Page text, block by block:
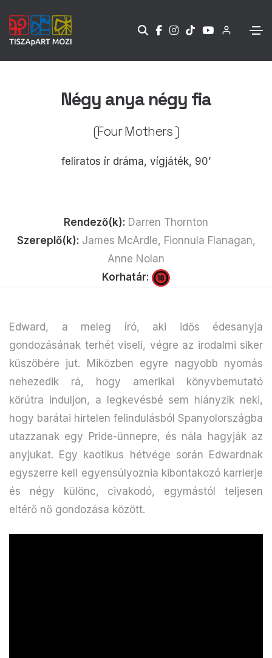
Négy anya négy fia
(Four Mothers )
feliratos ír dráma, vígjáték, 90’
Rendező(k): Darren Thornton
Szereplő(k): James McArdle, Fionnula Flanagan,
Anne Nolan
Korhatár:
Edward, a meleg író, aki idős édesanyja
gondozásának terhét viseli, végre az irodalmi siker
küszöbére jut. Miközben egyre nagyobb nyomás
nehezedik rá, hogy amerikai könyvbemutató
körútra induljon, a legkevésbé sem hiányzik neki,
hogy barátai hirtelen felindulásból Spanyolországba
utazzanak egy Pride-ünnepre, és nála hagyják az
anyjukat. Egy kaotikus hétvége során Edwardnak
egyszerre kell egyensúlyoznia kibontakozó karrierje
és négy különc, civakodó, egymástól teljesen
eltérő nő gondozása között.